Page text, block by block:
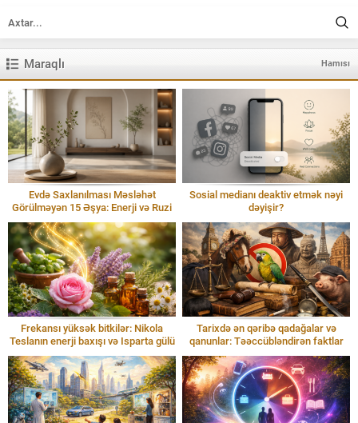
Maraqlı Hamısı
Evdə Saxlanılması Məsləhət
Görülməyən 15 Əşya: Enerji və Ruzi
Sosial medianı deaktiv etmək nəyi
dəyişir?
Frekansı yüksək bitkilər: Nikola
Teslanın enerji baxışı və Isparta gülü
Tarixdə ən qəribə qadağalar və
qanunlar: Təəccübləndirən faktlar